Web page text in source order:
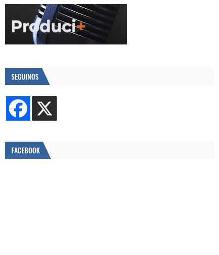
SEGUINOS
FACEBOOK